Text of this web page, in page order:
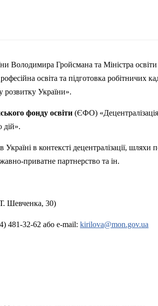
Володимира Гройсмана та Міністра
освіта та підготовка робітничих
розвитку України».
фонду освіти (ЄФО) «Децентралізація
дій».
в контексті децентралізації, шляхи
приватне партнерство та ін.
Шевченка, 30)
481-32-62 aбо e-mail: kirilova@mon.gov.ua